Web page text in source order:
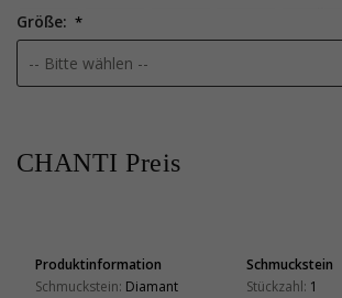
Größe:
CHANTI Preis
Produktinformation
Schmuckstein: Diamant
Schmuckstein
Stückzahl: 1